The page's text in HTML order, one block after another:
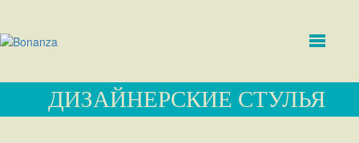
ДИЗАЙНЕРСКИЕ CТУЛЬЯ